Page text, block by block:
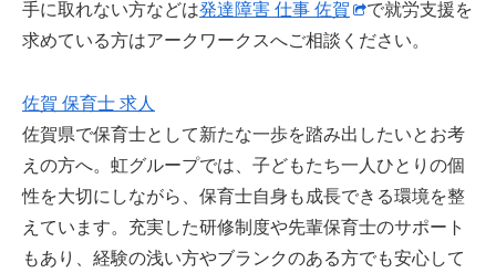
手に取れない方などは発達障害 仕事 佐賀
で就労支援を
求めている方はアークワークスへご相談ください。
佐賀 保育士 求人
佐賀県で保育士として新たな一歩を踏み出したいとお考
えの方へ。虹グループでは、子どもたち一人ひとりの個
性を大切にしながら、保育士自身も成長できる環境を整
えています。充実した研修制度や先輩保育士のサポート
もあり、経験の浅い方やブランクのある方でも安心して